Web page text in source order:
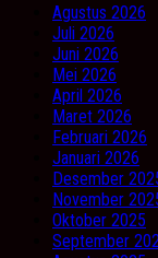
Agustus 2026
Juli 2026
Juni 2026
Mei 2026
April 2026
Maret 2026
Februari 2026
Januari 2026
Desember
November
Oktober 2025
September